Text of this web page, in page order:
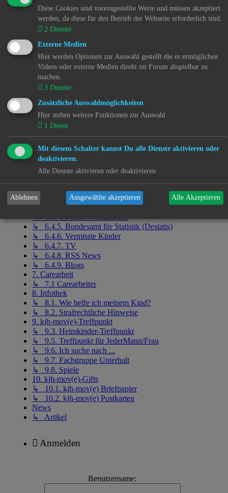
Westfalen (NW)
↳ 6.1.11. Regionale Nachrichten - Rheinland-Pfalz
(RP)
↳ 6.1.13. Regionale Nachrichten - Sachsen (SN)
↳ 6.1.14. Regionale Nachrichten - Sachsen-Anhalt
(ST)
↳ 6.1.15. Regionale Nachrichten - Schleswig-Holstein
(SH)
↳ 6.1.16. Regionale Nachrichten - Thüringen (TH)
↳ 6.1.17. Überregionale Nachrichten -
Bundesrepublik Deutschland (DE)
↳ 6.1.18. Nachrichten aus dem Ausland - Österreich
↳ 6.1.19. Nachrichten aus dem Ausland - Polen (PL)
(CH)
↳ 6.1.21. Nachrichten aus der EU
↳ 6.1.22. Nachrichten weltweit
↳ 6.4.2. Kinder- und Jugendhilfe
↳ 6.4.3. Psychiatrie
↳ 6.4.5. Bundesamt für Statistik (Destatis)
↳ 6.4.6. Vermisste Kinder
↳ 6.4.7. TV
↳ 6.4.8. RSS News
↳ 6.4.9. Blogs
7. Carearbeit
↳ 7.1 Carearbeiter
8. Infothek
↳ 8.1. Wie helfe ich meinem Kind?
↳ 8.2. Strafrechtliche Hinweise
9. kjh-mov(e)-Treffpunkt
↳ 9.3. Heimkinder-Treffpunkt
↳ 9.5. Treffpunkt für JederMann/Frau
↳ 9.6. Ich suche nach ...
↳ 9.7. Fachgruppe Unterhalt
↳ 9.8. Spiele
10. kjh-mov(e)-Gifts
↳ 10.1. kjh-mov(e) Briefpapier
↳ 10.2. kjh-mov(e) Postkarten
News
↳ Artikel
Anmelden
Benutzername:
Diese Cookies sind voreingestellte Werte und müssen akzeptiert
werden, da diese für den Betrieb der Webseite erforderlich sind.
2 Dienste
Externe Medien
Hier werden Optionen zur Auswahl gestellt die es ermöglichen
Videos oder externe Medien direkt im Forum abspielbar zu
machen.
3 Dienste
Zusätzliche Auswahlmöglichkeiten
Hier stehen weitere Funktionen zur Auswahl
1 Dienst
Mit diesem Schalter kannst Du alle Dienste aktivieren oder
deaktivieren.
Alle Dienste aktivieren oder deaktivieren
Ablehnen Ausgewählte akzeptieren Alle Akzeptieren